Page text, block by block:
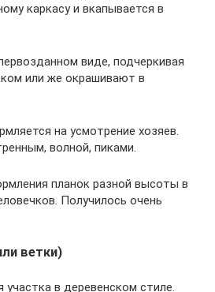
каркасу и вкапывается в
виде, подчеркивая
или же окрашивают в
на усмотрение хозяев.
волной, пиками.
планок разной высоты в
Получилось очень
ветки)
участка в деревенском стиле.